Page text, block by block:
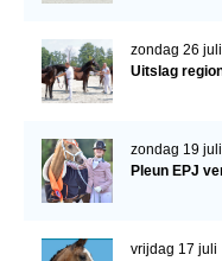
PEDIGREE
Onze fokkerij
zondag 26 juli
Uitslag
zondag 19 juli
Pleun EPJ
vrijdag 17 juli